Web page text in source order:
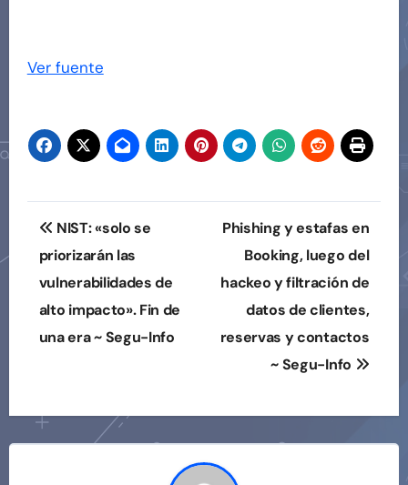
Ver fuente
Navegación
de
entradas
NIST: «solo se
priorizarán las
vulnerabilidades de
alto impacto». Fin de
una era ~ Segu-Info
Phishing y estafas en
Booking, luego del
hackeo y filtración de
datos de clientes,
reservas y contactos
~ Segu-Info